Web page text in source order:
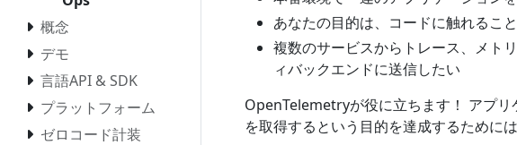
概念
デモ
言語API & SDK
プラットフォーム
ゼロコード計装
あなたの目的は、コードに触れるこ
複数のサービスからトレース、メト
ィバックエンドに送信したい
OpenTelemetryが役に立ちます！ アプ
を取得するという目的を達成するために